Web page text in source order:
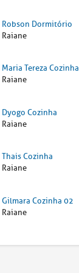
Robson Dormitório
Raiane
Maria Tereza Cozinha
Raiane
Dyogo Cozinha
Raiane
Thais Cozinha
Raiane
Gilmara Cozinha 02
Raiane